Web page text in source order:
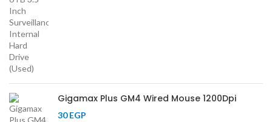
Gigamax Plus GM4 Wired Mouse 1200Dpi
30EGP